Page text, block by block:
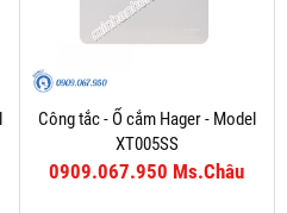
Công tắc - Ổ cắm Hager - Model
XT005SS
0909.067.950 Ms.Châu